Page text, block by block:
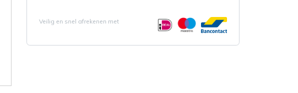
Veilig en snel afrekenen met